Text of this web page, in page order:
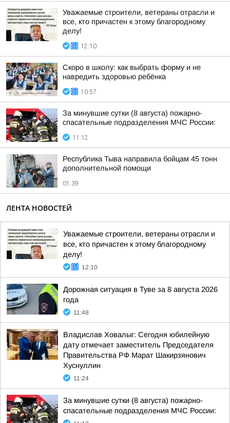
Уважаемые строители, ветераны отрасли и
все, кто причастен к этому благородному
делу!
12:10
Скоро в школу: как выбрать форму и не
навредить здоровью ребёнка
10:57
За минувшие сутки (8 августа) пожарно-
спасательные подразделения МЧС России:
11:12
Республика Тыва направила бойцам 45 тонн
дополнительной помощи
01:39
ЛЕНТА НОВОСТЕЙ
Уважаемые строители, ветераны отрасли и
все, кто причастен к этому благородному
делу!
12:10
Дорожная ситуация в Туве за 8 августа 2026
года
11:48
Владислав Ховалыг: Сегодня юбилейную
дату отмечает заместитель Председателя
Правительства РФ Марат Шакирзянович
Хуснуллин
11:24
За минувшие сутки (8 августа) пожарно-
спасательные подразделения МЧС России: